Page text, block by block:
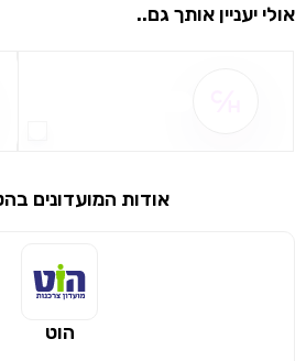
שיתוף
שימו לב!
מימוש הטבה זו ניתן רק
הבנתי,
אולי יעניין אותך גם..
אודות המועדונים
הוט